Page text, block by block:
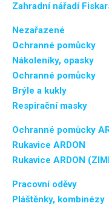
Zahradní nářadí
Nezařazené
Ochranné pomůcky
Nákoleníky, opasky
Ochranné pomůcky
Brýle a kukly
Respirační masky
Ochranné pomůcky
Rukavice ARDON
Rukavice ARDON
Pracovní oděvy
Pláštěnky, kombinézy